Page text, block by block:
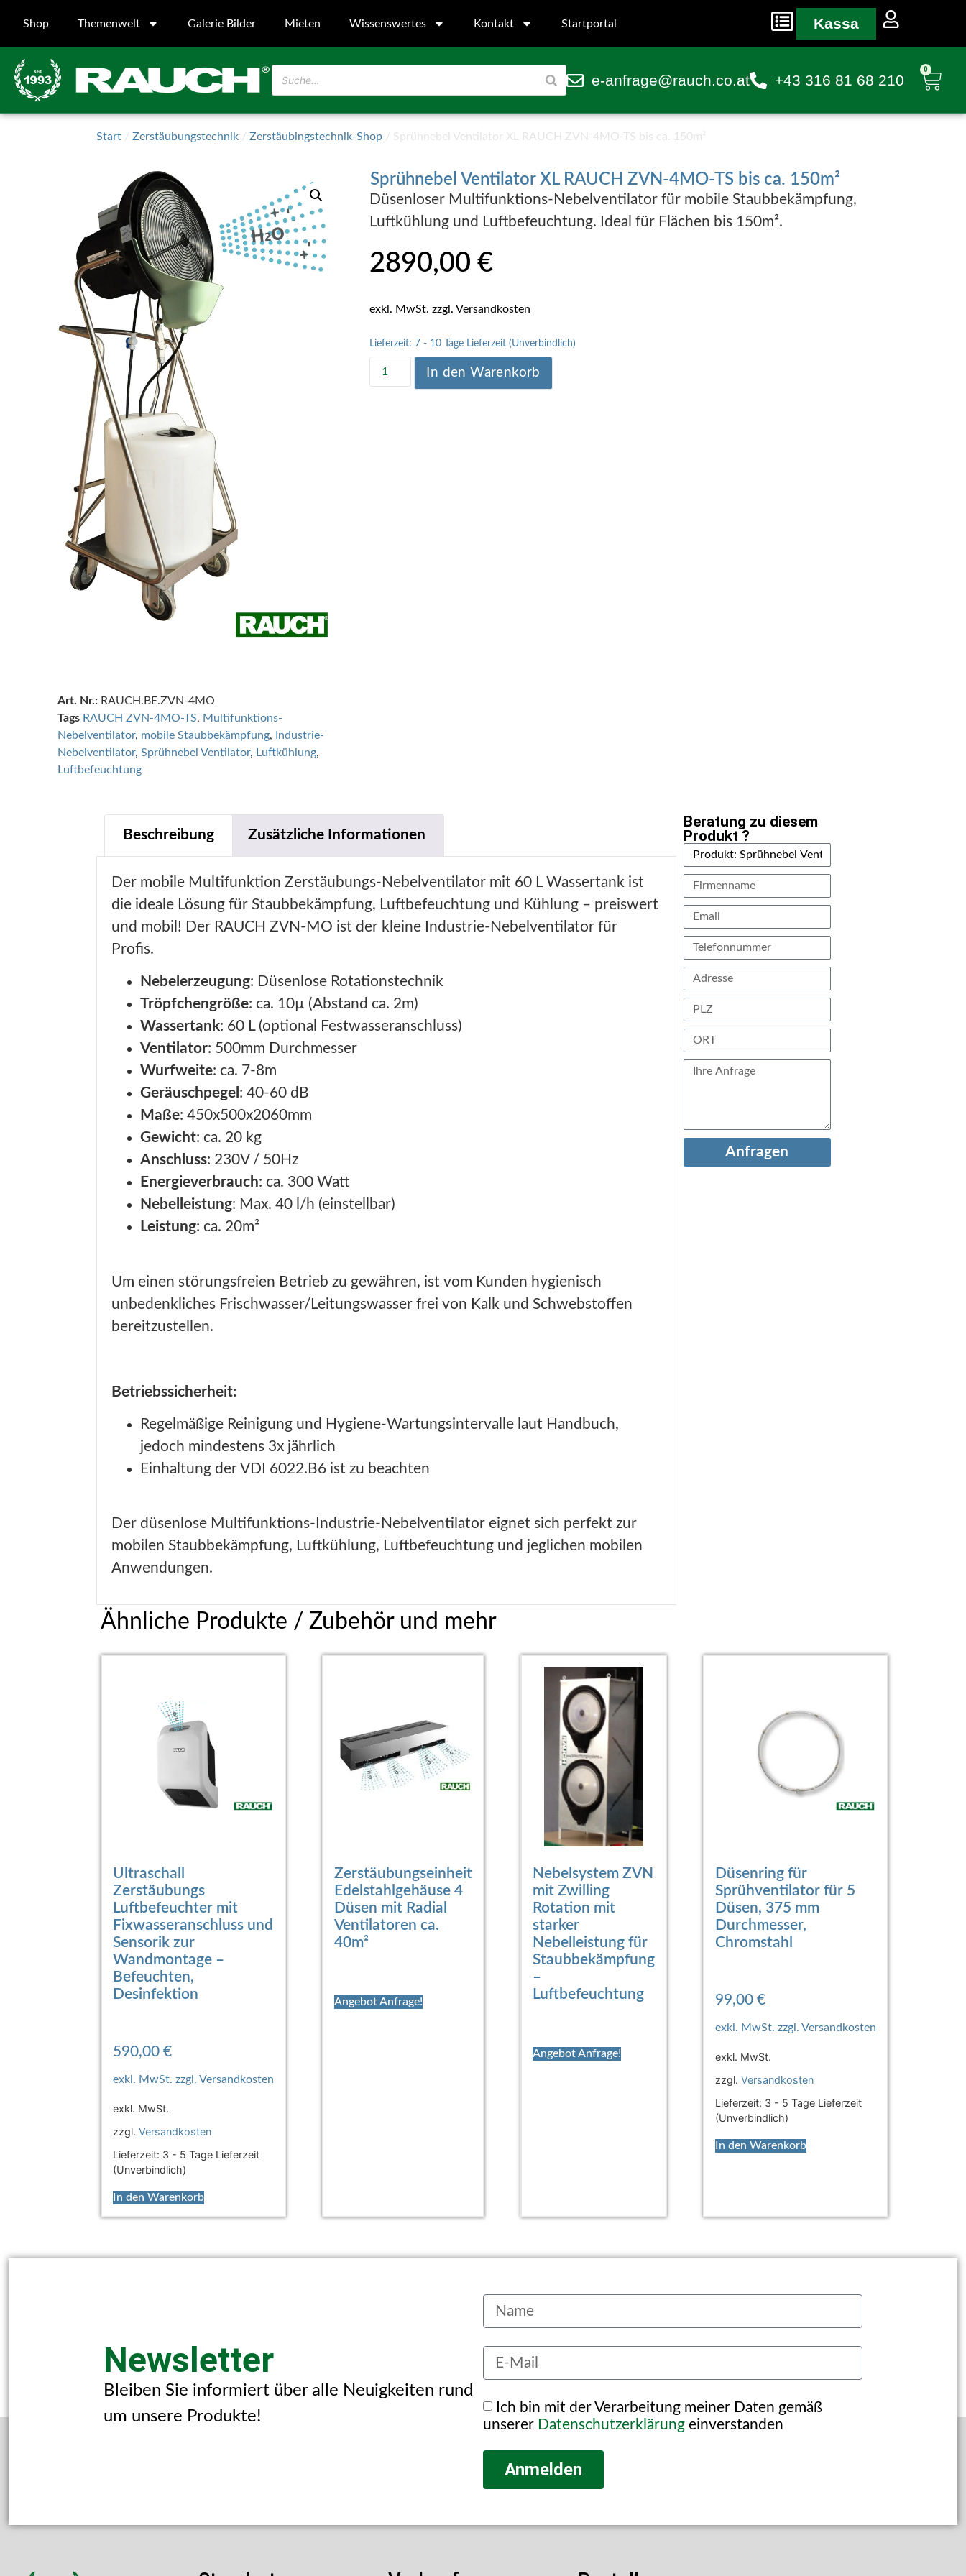
Shop Themenwelt Galerie Bilder Mieten Wissenswertes Kontakt Startportal Kassa
e-anfrage@rauch.co.at +43 316 81 68 210
0
Start /Zerstäubungstechnik /Zerstäubingstechnik-Shop / Sprühnebel Ventilator XL RAUCH ZVN-4MO-TS bis ca. 150m²
Art. Nr.: RAUCH.BE.ZVN-4MO
Tags RAUCH ZVN-4MO-TS, Multifunktions-
Nebelventilator, mobile Staubbekämpfung,
Industrie-
Nebelventilator, Sprühnebel Ventilator, Luftkühlung,
Luftbefeuchtung
Sprühnebel Ventilator XL RAUCH ZVN-4MO-TS bis ca. 150m²
Düsenloser Multifunktions-Nebelventilator für mobile Staubbekämpfung,
Luftkühlung und Luftbefeuchtung. Ideal für Flächen bis 150m².
2890,00€
Lieferzeit: 7 - 10 Tage Lieferzeit (Unverbindlich)
In den Warenkorb
Beschreibung Zusätzliche Informationen
Der mobile Multifunktion Zerstäubungs-Nebelventilator mit 60 L Wassertank ist
die ideale Lösung für Staubbekämpfung, Luftbefeuchtung und Kühlung – preiswert
und mobil! Der RAUCH ZVN-MO ist der kleine Industrie-Nebelventilator für
Profis.
Nebelerzeugung: Düsenlose Rotationstechnik
Tröpfchengröße: ca. 10µ (Abstand ca. 2m)
Wassertank: 60 L (optional Festwasseranschluss)
Ventilator: 500mm Durchmesser
Wurfweite: ca. 7-8m
Geräuschpegel : 40-60 dB
Maße: 450x500x2060mm
Gewicht: ca. 20 kg
Anschluss: 230V / 50Hz
Energieverbrauch: ca. 300 Watt
Nebelleistung: Max. 40 l/h (einstellbar)
Leistung: ca. 20m²
Um einen störungsfreien Betrieb zu gewähren, ist vom Kunden hygienisch
unbedenkliches Frischwasser/Leitungswasser frei von Kalk und Schwebstoffen
bereitzustellen.
Betriebssicherheit:
Regelmäßige Reinigung und Hygiene-Wartungsintervalle laut Handbuch,
jedoch mindestens 3x jährlich
Einhaltung der VDI 6022.B6 ist zu beachten
Der düsenlose Multifunktions-Industrie-Nebelventilator eignet sich perfekt zur
mobilen Staubbekämpfung, Luftkühlung, Luftbefeuchtung und jeglichen mobilen
Anwendungen.
Beratung zu diesem
Produkt ?
Anfragen
Ähnliche Produkte / Zubehör und mehr
Ultraschall
Zerstäubungs
Luftbefeuchter mit
Fixwasseranschluss und
Sensorik zur
Wandmontage –
Befeuchten,
Desinfektion
590,00 €
exkl. MwSt.
zzgl. Versandkosten
Lieferzeit: 3 - 5 Tage Lieferzeit
(Unverbindlich)
In den Warenkorb
Zerstäubungseinheit
Edelstahlgehäuse 4
Düsen mit Radial
Ventilatoren ca.
40m²
Angebot Anfrage!
Nebelsystem ZVN
mit Zwilling
Rotation mit
starker
Nebelleistung für
Staubbekämpfung
–
Luftbefeuchtung
Angebot Anfrage!
Düsenring für
Sprühventilator für 5
Düsen, 375 mm
Durchmesser,
Chromstahl
99,00 €
exkl. MwSt.
zzgl. Versandkosten
Lieferzeit: 3 - 5 Tage Lieferzeit
(Unverbindlich)
In den Warenkorb
Newsletter
Bleiben Sie informiert über alle Neuigkeiten rund
um unsere Produkte!
Ich bin mit der Verarbeitung meiner Daten gemäß
unserer Datenschutzerklärung einverstanden
Anmelden